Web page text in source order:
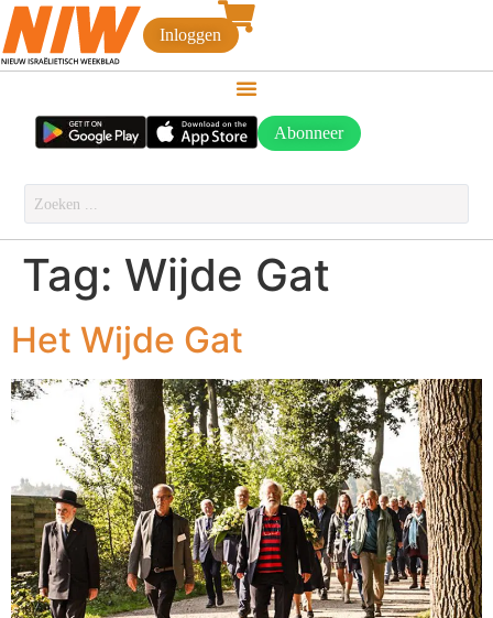
Inloggen
Abonneer
Tag: Wijde Gat
Het Wijde Gat